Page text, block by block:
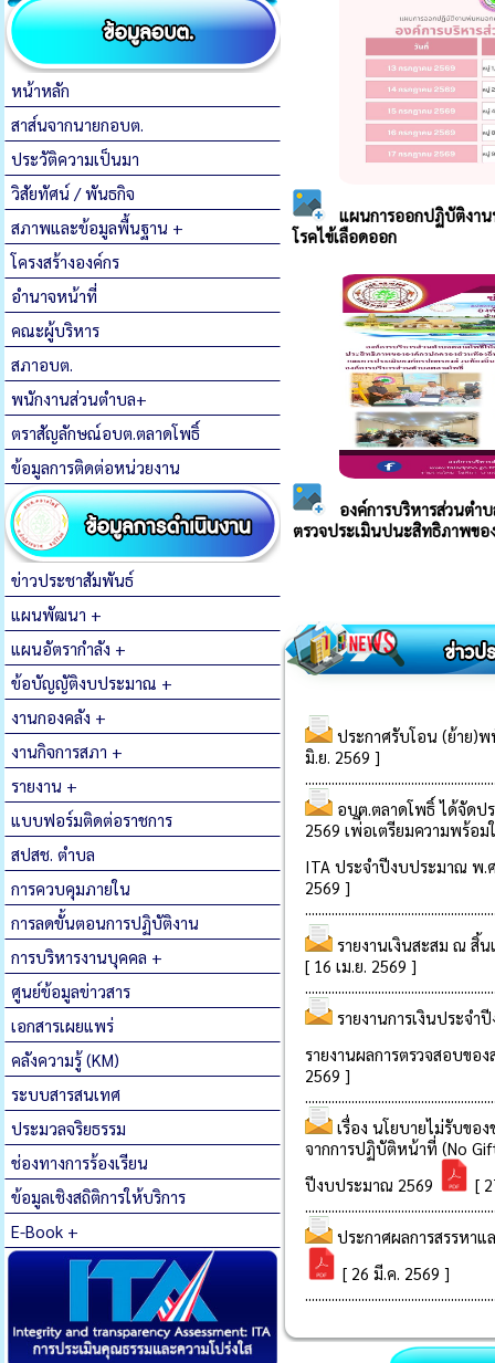
หน้าหลัก
สาส์นจากนายกอบต.
ประวัติความเป็นมา
วิสัยทัศน์ / พันธกิจ
สภาพและข้อมูลพื้นฐาน +
โครงสร้างองค์กร
อำนาจหน้าที่
คณะผู้บริหาร
สภาอบต.
พนักงานส่วนตำบล+
ตราสัญลักษณ์อบต.ตลาดโพธิ์
ข้อมูลการติดต่อหน่วยงาน
ข่าวประชาสัมพันธ์
แผนพัฒนา +
แผนอัตรากำลัง +
ข้อบัญญัติงบประมาณ +
งานกองคลัง +
งานกิจการสภา +
รายงาน +
แบบฟอร์มติดต่อราชการ
สปสช. ตำบล
การควบคุมภายใน
การลดขั้นตอนการปฏิบัติงาน
การบริหารงานบุคคล +
ศูนย์ข้อมูลข่าวสาร
เอกสารเผยแพร่
คลังความรู้ (KM)
ระบบสารสนเทศ
ประมวลจริยธรรม
ช่องทางการร้องเรียน
ข้อมูลเชิงสถิติการให้บริการ
E-Book +